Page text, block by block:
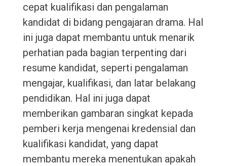
cepat kualifikasi dan pengalaman
kandidat di bidang pengajaran drama. Hal
ini juga dapat membantu untuk menarik
perhatian pada bagian terpenting dari
resume kandidat, seperti pengalaman
mengajar, kualifikasi, dan latar belakang
pendidikan. Hal ini juga dapat
memberikan gambaran singkat kepada
pemberi kerja mengenai kredensial dan
kualifikasi kandidat, yang dapat
membantu mereka menentukan apakah